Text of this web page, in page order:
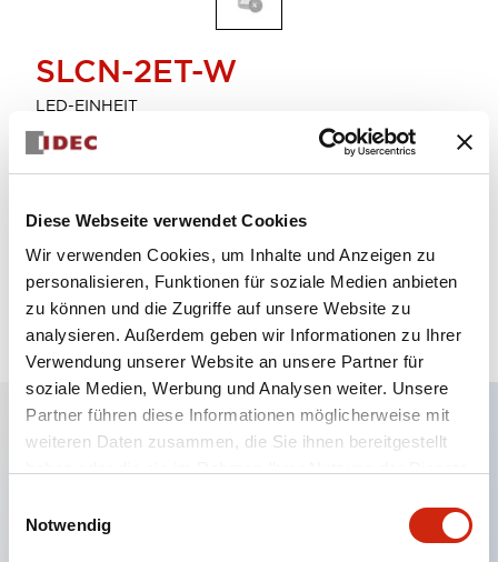
Diese Webseite verwendet Cookies
Wir verwenden Cookies, um Inhalte und Anzeigen zu
personalisieren, Funktionen für soziale Medien anbieten
zu können und die Zugriffe auf unsere Website zu
analysieren. Außerdem geben wir Informationen zu Ihrer
Verwendung unserer Website an unsere Partner für
soziale Medien, Werbung und Analysen weiter. Unsere
Partner führen diese Informationen möglicherweise mit
weiteren Daten zusammen, die Sie ihnen bereitgestellt
Notwendig
SLCN-2ET-W
LED-EINHEIT
Menge auswählen
Kombinieren Sie mehrere Kontrollleuchten zu